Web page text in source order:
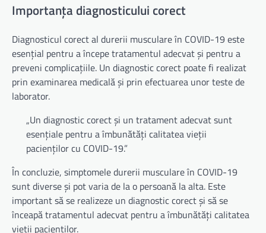
Importanța diagnosticului corect
Diagnosticul corect al durerii musculare în COVID-19 este
esențial pentru a începe tratamentul adecvat și pentru a
preveni complicațiile. Un diagnostic corect poate fi realizat
prin examinarea medicală și prin efectuarea unor teste de
laborator.
„Un diagnostic corect și un tratament adecvat sunt
esențiale pentru a îmbunătăți calitatea vieții
pacienților cu COVID-19.”
În concluzie, simptomele durerii musculare în COVID-19
sunt diverse și pot varia de la o persoană la alta. Este
important să se realizeze un diagnostic corect și să se
înceapă tratamentul adecvat pentru a îmbunătăți calitatea
vieții pacienților.